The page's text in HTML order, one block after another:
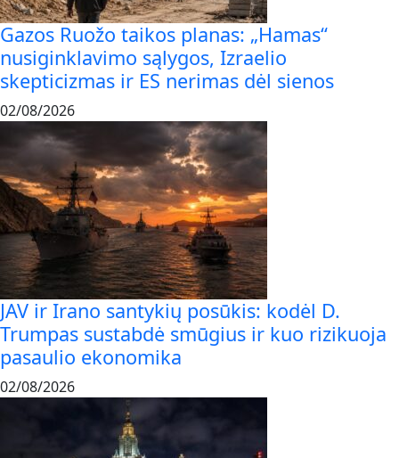
Gazos Ruožo taikos planas: „Hamas“
nusiginklavimo sąlygos, Izraelio
skepticizmas ir ES nerimas dėl sienos
02/08/2026
JAV ir Irano santykių posūkis: kodėl D.
Trumpas sustabdė smūgius ir kuo rizikuoja
pasaulio ekonomika
02/08/2026